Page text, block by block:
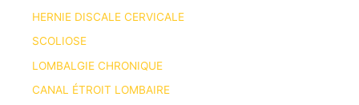
HERNIE DISCALE CERVICALE
SCOLIOSE
LOMBALGIE CHRONIQUE
CANAL ÉTROIT LOMBAIRE